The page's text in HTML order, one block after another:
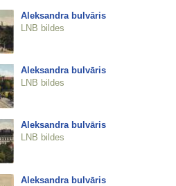
Aleksandra bulvāris
LNB bildes
Aleksandra bulvāris
LNB bildes
Aleksandra bulvāris
LNB bildes
Aleksandra bulvāris